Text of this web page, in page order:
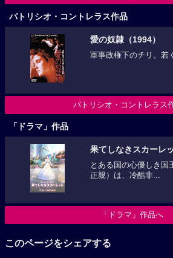
パトリシオ・コントレラス作品
愛の奴隷（1994）
軍事政権下のチリ。若
パトリシオ・コントレラス
「ドラマ」作品
果てしなきスカーレ
とある国の心優しき国
正親）は、冷酷非...
「ドラマ」作品へ
このページをシェアする